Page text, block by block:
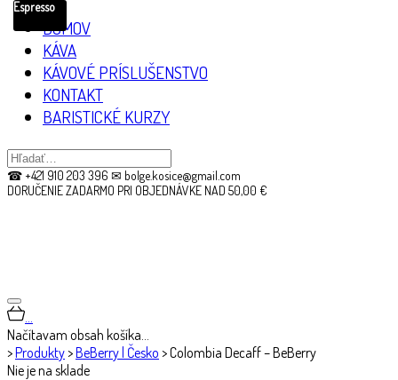
DOMOV
KÁVA
KÁVOVÉ PRÍSLUŠENSTVO
KONTAKT
BARISTICKÉ KURZY
☎ +421 910 203 396 ✉ bolge.kosice@gmail.com
DORUČENIE ZADARMO PRI OBJEDNÁVKE NAD 50,00 €
…
Načítavam obsah košíka…
>Produkty>BeBerry | Česko >Colombia Decaff – BeBerry
Nie je na sklade
Espresso